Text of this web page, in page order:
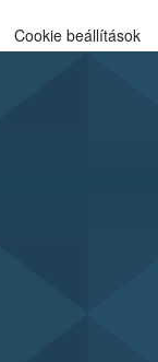
Cookie beállítások